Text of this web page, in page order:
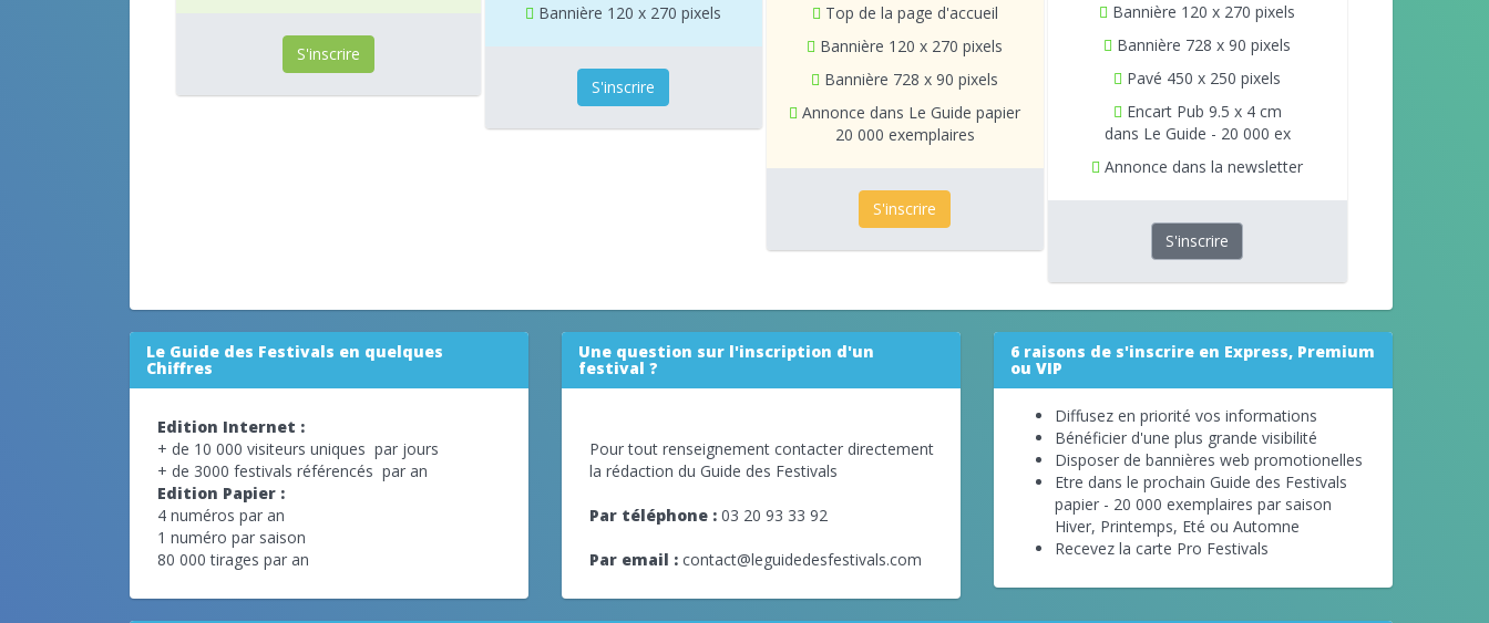
S'inscrire
Bannière 120 x 270 pixels
S'inscrire
Top de la page d'accueil
Bannière 120 x 270 pixels
Bannière 728 x 90 pixels
Annonce dans Le Guide papier
20 000 exemplaires
S'inscrire
Bannière 120 x 270 pixels
Bannière 728 x 90 pixels
Pavé 450 x 250 pixels
Encart Pub 9.5 x 4 cm
dans Le Guide - 20 000 ex
Annonce dans la newsletter
S'inscrire
Le Guide des Festivals en quelques
Chiffres
Edition Internet :
+ de 10 000 visiteurs uniques par jours
+ de 3000 festivals référencés par an
Edition Papier :
4 numéros par an
1 numéro par saison
80 000 tirages par an
Une question sur l'inscription d'un
festival ?
Pour tout renseignement contacter directement
la rédaction du Guide des Festivals
Par téléphone : 03 20 93 33 92
Par email : contact@leguidedesfestivals.com
6 raisons de s'inscrire en Express, Premium
ou VIP
Diffusez en priorité vos informations
Bénéficier d'une plus grande visibilité
Disposer de bannières web promotionelles
Etre dans le prochain Guide des Festivals
papier - 20 000 exemplaires par saison
Hiver, Printemps, Eté ou Automne
Recevez la carte Pro Festivals